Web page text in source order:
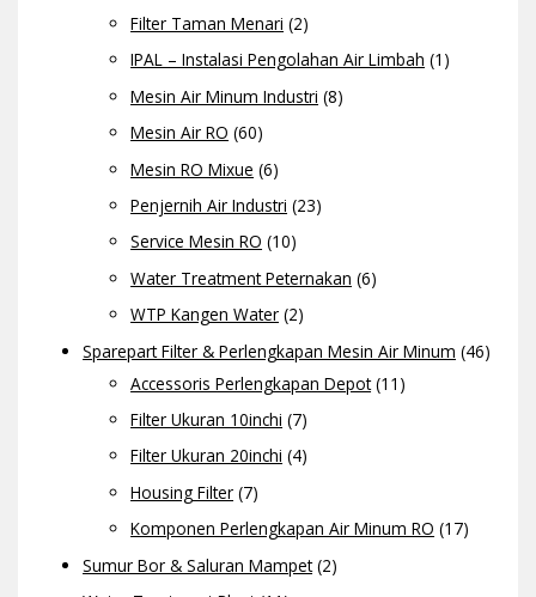
Filter Taman Menari (2)
IPAL – Instalasi Pengolahan Air Limbah (1)
Mesin Air Minum Industri (8)
Mesin Air RO (60)
Mesin RO Mixue (6)
Penjernih Air Industri (23)
Service Mesin RO (10)
Water Treatment Peternakan (6)
WTP Kangen Water (2)
Sparepart Filter & Perlengkapan Mesin Air Minum (46)
Accessoris Perlengkapan Depot(11)
Filter Ukuran 10inchi (7)
Filter Ukuran 20inchi (4)
Housing Filter (7)
Komponen Perlengkapan Air Minum RO (17)
Sumur Bor & Saluran Mampet(2)